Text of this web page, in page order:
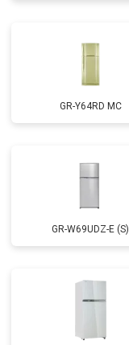
GR-Y64RD MC
GR-W69UDZ-E (S)